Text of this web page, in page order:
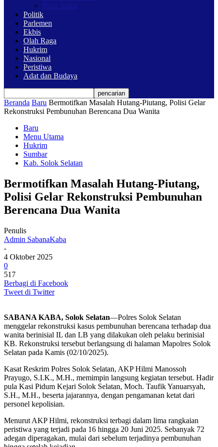
Kota Solok
Politik
Parlemen
Ekbis
Olah Raga
Hukrim
Nasional
Peristiwa
Adat dan Budaya
Beranda Baru Bermotifkan Masalah Hutang-Piutang, Polisi Gelar
Rekonstruksi Pembunuhan Berencana Dua Wanita
Baru
Menu Utama
Hukrim
Sumbar
Kab. Solok Selatan
Bermotifkan Masalah Hutang-Piutang,
Polisi Gelar Rekonstruksi Pembunuhan
Berencana Dua Wanita
Penulis
Admin SabanaKaba
-
4 Oktober 2025
0
517
Berbagi di Facebook
Tweet di Twitter
SABANA KABA, Solok Selatan—Polres Solok Selatan
menggelar rekonstruksi kasus pembunuhan berencana terhadap dua
wanita berinisial IL dan LB yang dilakukan oleh pelaku berinisial
KB. Rekonstruksi tersebut berlangsung di halaman Mapolres Solok
Selatan pada Kamis (02/10/2025).
Kasat Reskrim Polres Solok Selatan, AKP Hilmi Manossoh
Prayugo, S.I.K., M.H., memimpin langsung kegiatan tersebut. Hadir
pula Kasi Pidum Kejari Solok Selatan, Moch. Taufik Yanuarsyah,
S.H., M.H., beserta jajarannya, dengan pengamanan ketat dari
personel kepolisian.
Menurut AKP Hilmi, rekonstruksi terbagi dalam lima rangkaian
peristiwa yang terjadi pada 16 hingga 20 Juni 2025. Sebanyak 72
adegan diperagakan, mulai dari sebelum terjadinya pembunuhan